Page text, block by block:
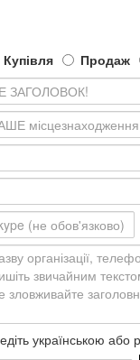
Купівля Продаж
українською